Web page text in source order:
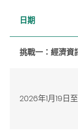
日期
挑戰一：經濟
2026年1月19日